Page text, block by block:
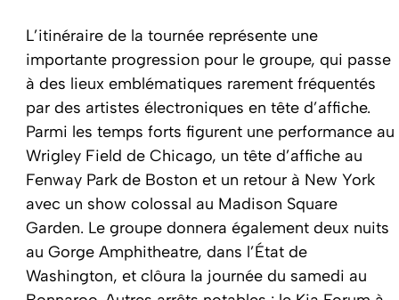
L’itinéraire de la tournée représente une
importante progression pour le groupe, qui passe
à des lieux emblématiques rarement fréquentés
par des artistes électroniques en tête d’affiche.
Parmi les temps forts figurent une performance au
Wrigley Field de Chicago, un tête d’affiche au
Fenway Park de Boston et un retour à New York
avec un show colossal au Madison Square
Garden. Le groupe donnera également deux nuits
au Gorge Amphitheatre, dans l’État de
Washington, et clôura la journée du samedi au